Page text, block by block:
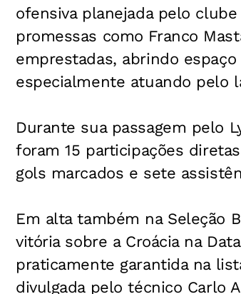
ofensiva planejada pelo
promessas como Franco
emprestadas, abrindo
especialmente atuando pelo
Durante sua passagem pelo
foram 15 participações
gols marcados e sete
Em alta também na Seleção
vitória sobre a Croácia na
praticamente garantida na
divulgada pelo técnico Carlo